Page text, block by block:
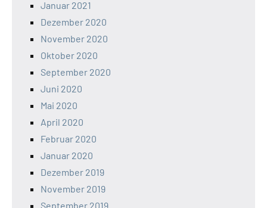
Januar 2021
Dezember 2020
November 2020
Oktober 2020
September 2020
Juni 2020
Mai 2020
April 2020
Februar 2020
Januar 2020
Dezember 2019
November 2019
September 2019